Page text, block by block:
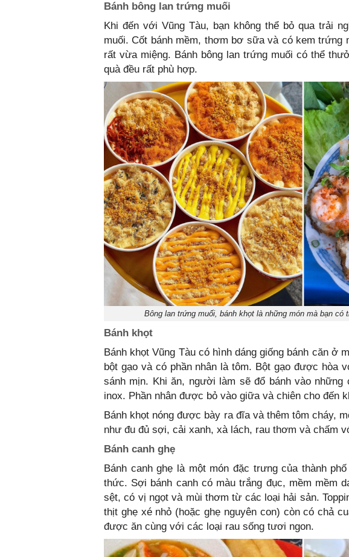
Bánh bông lan trứng muối
Khi đến với Vũng Tàu, bạn không thể bỏ qua trải
muối. Cốt bánh mềm, thơm bơ sữa và có kem trứng
rất vừa miệng. Bánh bông lan trứng muối có thể
quà đều rất phù hợp.
Bông lan trứng muối, bánh khọt là những món mà bạn có
Bánh khọt
Bánh khọt Vũng Tàu có hình dáng giống bánh căn ở
bột gạo và có phần nhân là tôm. Bột gạo được hòa
sánh mịn. Khi ăn, người làm sẽ đổ bánh vào những
inox. Phần nhân được bỏ vào giữa và chiên cho đến
Bánh khọt nóng được bày ra đĩa và thêm tôm cháy,
như đu đủ sợi, cải xanh, xà lách, rau thơm và chấm
Bánh canh ghẹ
Bánh canh ghẹ là một món đặc trưng của thành
thức. Sợi bánh canh có màu trắng đục, mềm mềm
sệt, có vị ngọt và mùi thơm từ các loại hải sản.
thịt ghẹ xé nhỏ (hoặc ghẹ nguyên con) còn có chả
được ăn cùng với các loại rau sống tươi ngon.